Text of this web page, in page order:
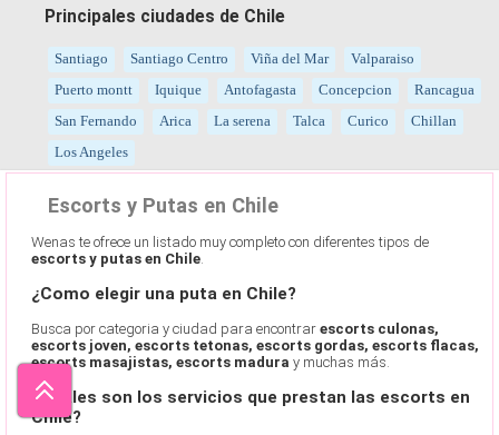
Principales ciudades de Chile
Santiago Santiago Centro Viña del Mar
Valparaiso
Puerto montt
Iquique Antofagasta Concepcion
Rancagua
San Fernando
Arica La serena Talca Curico
Chillan
Los Angeles
Escorts y Putas en Chile
Wenas te ofrece un listado muy completo con diferentes tipos de
escorts y putas en Chile
¿Como elegir una puta en Chile?
Busca por categoria y ciudad para encontrar escorts culonas,
escorts joven, escorts tetonas, escorts gordas, escorts flacas,
escorts masajistas, escorts madura y muchas más.
¿Cuales son los servicios que prestan las escorts en
Chile?